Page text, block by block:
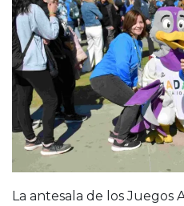
La antesala de los Juegos